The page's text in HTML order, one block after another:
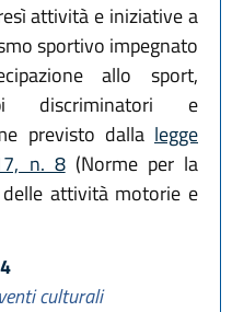
attività e iniziative a
sportivo impegnato
allo sport,
discriminatori e
previsto dalla legge
n. 8(Norme per la
attività motorie e
culturali